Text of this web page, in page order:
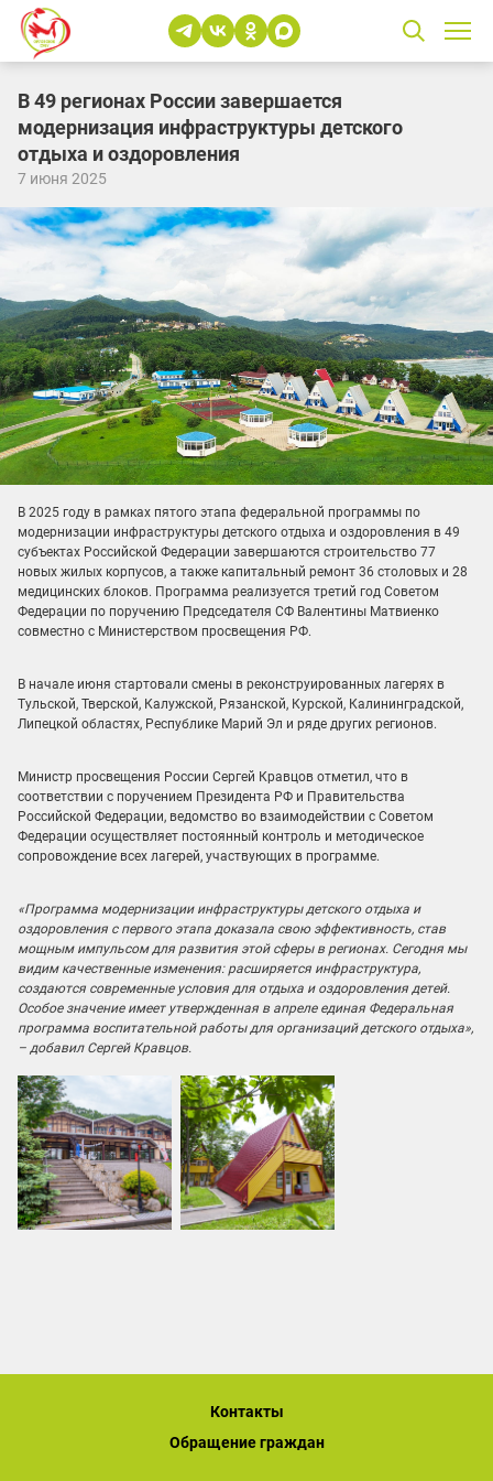
В 49 регионах России завершается
модернизация инфраструктуры детского
отдыха и оздоровления
7 июня 2025
В 2025 году в рамках пятого этапа федеральной программы по
модернизации инфраструктуры детского отдыха и оздоровления в 49
субъектах Российской Федерации завершаются строительство 77
новых жилых корпусов, а также капитальный ремонт 36 столовых и 28
медицинских блоков. Программа реализуется третий год Советом
Федерации по поручению Председателя СФ Валентины Матвиенко
совместно с Министерством просвещения РФ.
В начале июня стартовали смены в реконструированных лагерях в
Тульской, Тверской, Калужской, Рязанской, Курской, Калининградской,
Липецкой областях, Республике Марий Эл и ряде других регионов.
Министр просвещения России Сергей Кравцов отметил, что в
соответствии с поручением Президента РФ и Правительства
Российской Федерации, ведомство во взаимодействии с Советом
Федерации осуществляет постоянный контроль и методическое
сопровождение всех лагерей, участвующих в программе.
«Программа модернизации инфраструктуры детского отдыха и
оздоровления с первого этапа доказала свою эффективность, став
мощным импульсом для развития этой сферы в регионах. Сегодня мы
видим качественные изменения: расширяется инфраструктура,
создаются современные условия для отдыха и оздоровления детей.
Особое значение имеет утвержденная в апреле единая Федеральная
программа воспитательной работы для организаций детского отдыха»,
– добавил Сергей Кравцов.
Контакты
Обращение граждан